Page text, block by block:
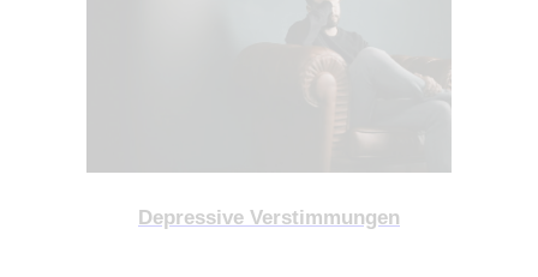
Depressive Verstimmungen